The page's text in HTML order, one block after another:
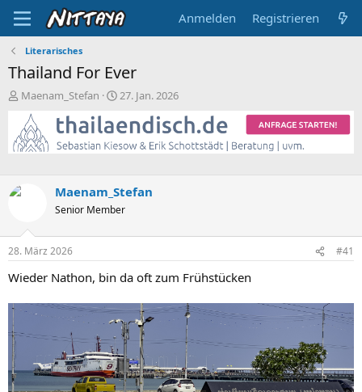
Anmelden Registrieren
Literarisches
Thailand For Ever
E
s
t
e
e
Maenam_Stefan
E
s
t
e
t
a
27. Jan. 2026
Maenam_Stefan
Senior Member
28. März 2026 #41
Wieder Nathon, bin da oft zum Frühstücken